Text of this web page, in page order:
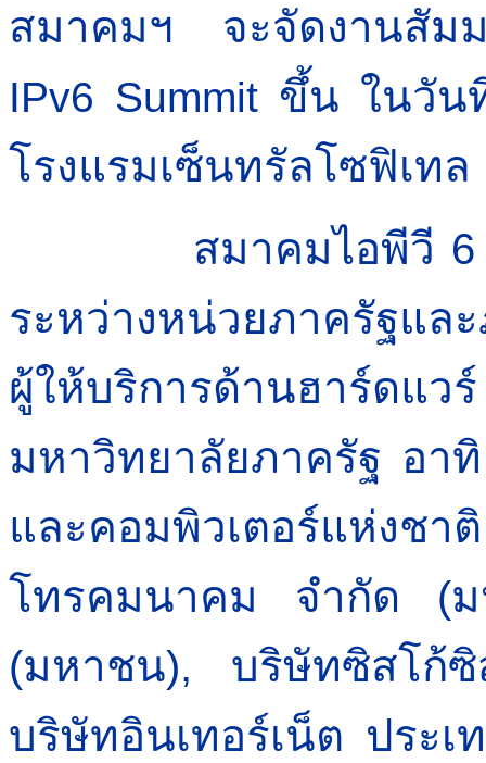
สมาคมฯ จะจัดงานสัม
IPv6 Summit ขึ้น ในวัน
โรงแรมเซ็นทรัลโซฟิเทล
สมาคมไอพีวี 6 ปร
ระหว่างหน่วยภาครัฐแล
ผู้ให้บริการด้านฮาร์ดแ
มหาวิทยาลัยภาครัฐ อา
และคอมพิวเตอร์แห่ง
โทรคมนาคม จำกัด (
(มหาชน), บริษัทซิสโก้
บริษัทอินเทอร์เน็ต ประ